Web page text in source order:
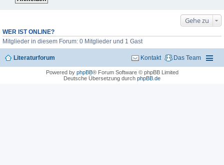
Gehe zu
WER IST ONLINE?
Mitglieder in diesem Forum: 0 Mitglieder und 1 Gast
Literaturforum Das Team
Kontakt
Powered by phpBB® Forum Software © phpBB Limited
Deutsche Übersetzung durch phpBB.de